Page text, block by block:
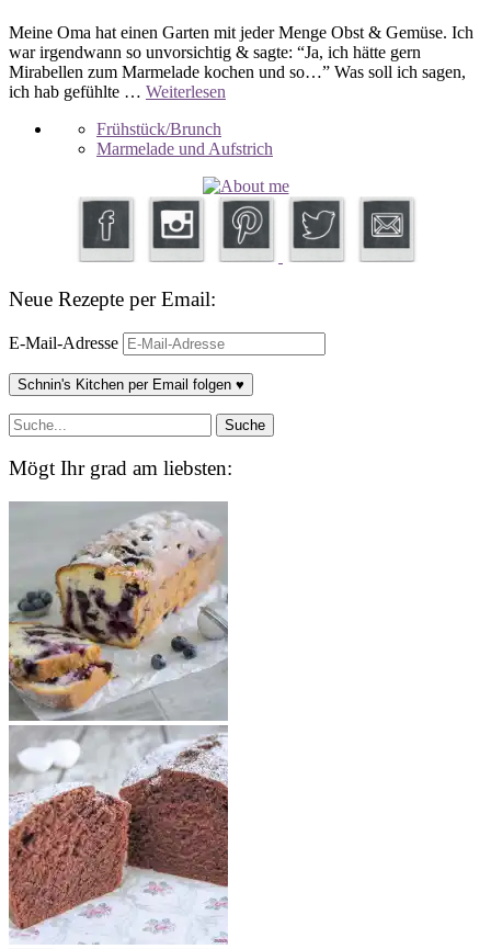
Meine Oma hat einen Garten mit jeder Menge Obst & Gemüse. Ich
war irgendwann so unvorsichtig & sagte: “Ja, ich hätte gern
Mirabellen zum Marmelade kochen und so…” Was soll ich sagen,
ich hab gefühlte … Weiterlesen
Frühstück/Brunch
Marmelade und Aufstrich
Neue Rezepte per Email:
E-Mail-Adresse
Schnin's Kitchen per Email folgen ♥
Mögt Ihr grad am liebsten: